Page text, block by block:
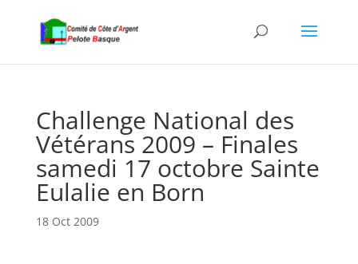
Challenge National des
Vétérans 2009 – Finales
samedi 17 octobre Sainte
Eulalie en Born
18 Oct 2009